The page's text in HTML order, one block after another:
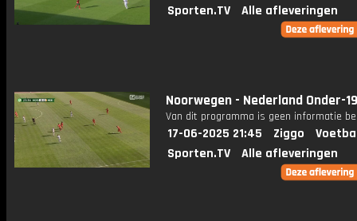
Sporten.TV
Alle afleveringen
Noorwegen - Nederland Onder-19
Van dit programma is geen informatie
17-06-2025 21:45 Ziggo
Sporten.TV
Alle afleveringen